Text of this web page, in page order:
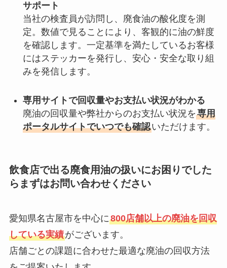
サポート
当社の検査員が訪問し、廃食油の酸化度を測
定。数値で見ることにより、客観的に油の鮮度
を確認します。一定基準を満たしているお客様
にはステッカーを発行し、安心・安全な取り組
みを発信します。
専用サイトで回収量やお支払い状況がわかる
廃油の回収量や弊社からのお支払い状況を専用
ポータルサイトでいつでも確認いただけます。
飲食店で出る廃食用油の扱いにお困りでした
らまずはお問い合わせください
愛知県名古屋市を中心に800店舗以上の廃油を回収
している実績がございます。
店舗ごとの課題に合わせた最適な廃油の回収方法